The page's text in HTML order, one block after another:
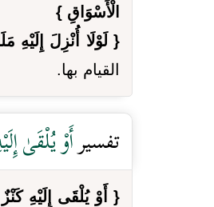
الْأَسْوَاقِ }
{ لَوْلَا أُنْزِلَ إِلَيْهِ
القيام بها.
تفسير أَوْ يُلْقَىٰ
{ أَوْ يُلْقَى إِلَيْهِ